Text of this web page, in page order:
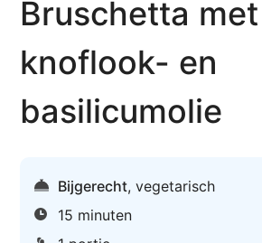
Bruschetta met
knoflook- en
basilicumolie
Bijgerecht,vegetarisch
15 minuten